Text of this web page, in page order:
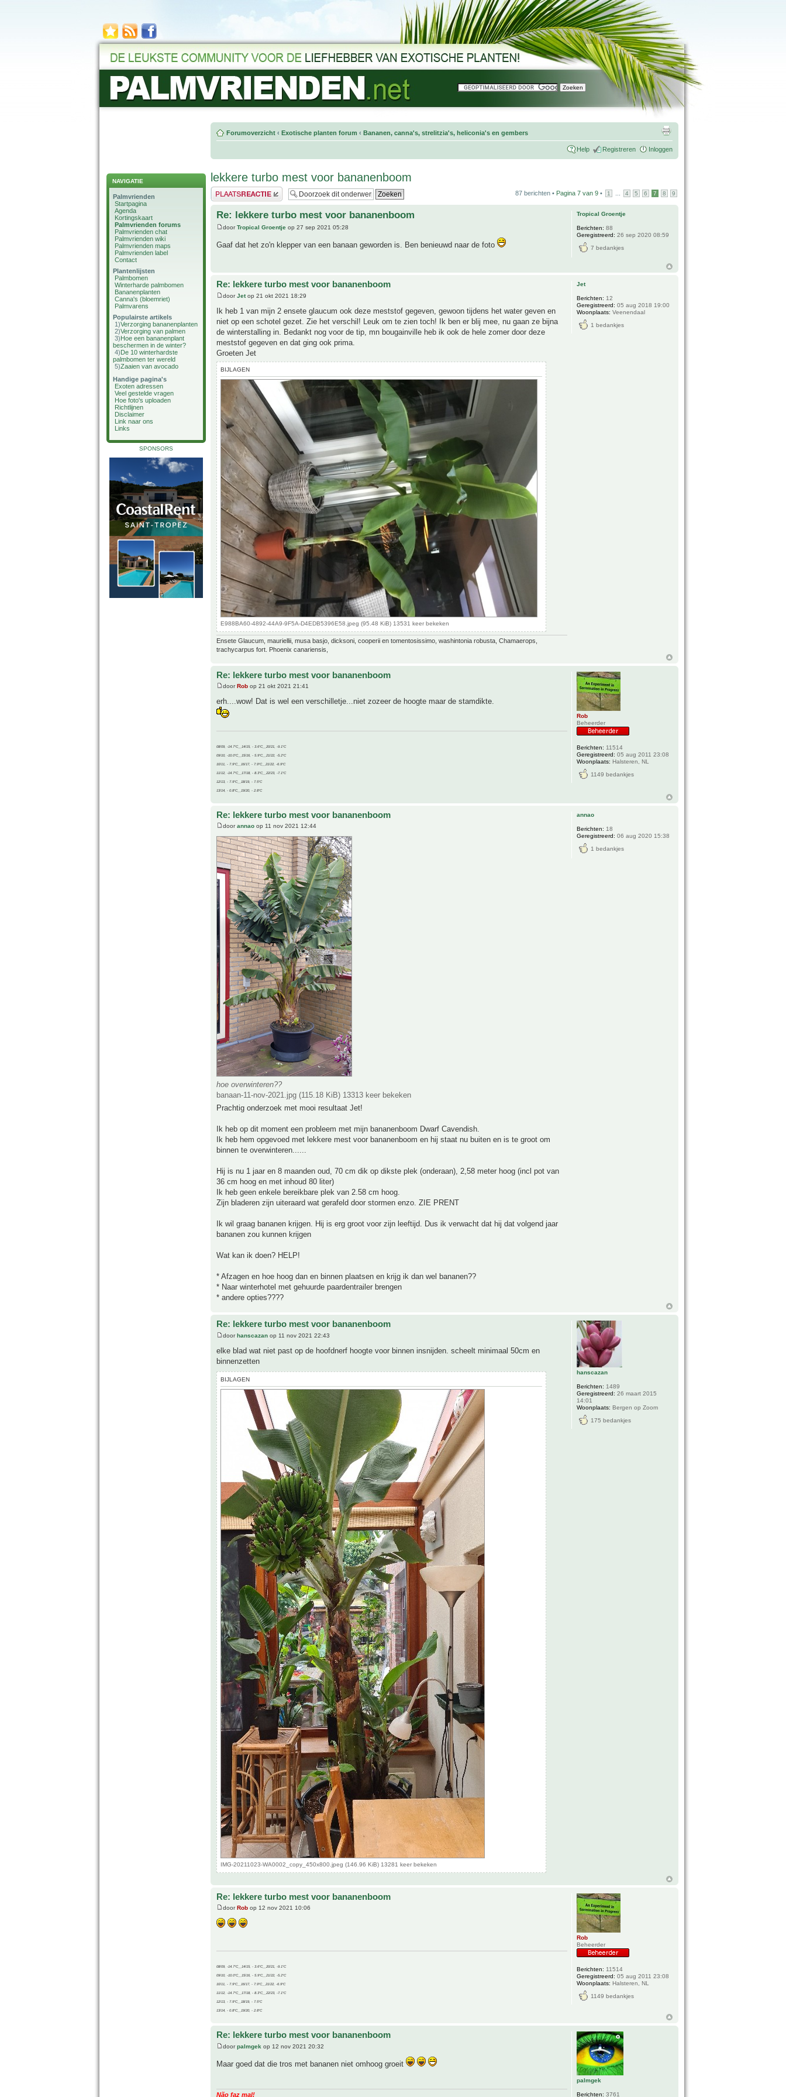
NAVIGATIE
Palmvrienden
Startpagina
Agenda
Kortingskaart
Palmvrienden forums
Palmvrienden chat
Palmvrienden wiki
Palmvrienden maps
Palmvrienden label
Contact
Plantenlijsten
Palmbomen
Winterharde palmbomen
Bananenplanten
Canna's (bloemriet)
Palmvarens
Populairste artikels
1)Verzorging bananenplanten
2)Verzorging van palmen
3)Hoe een bananenplant
beschermen in de winter?
4)De 10 winterhardste
palmbomen ter wereld
5)Zaaien van avocado
Handige pagina's
Exoten adressen
Veel gestelde vragen
Hoe foto's uploaden
Richtlijnen
Disclaimer
Link naar ons
Links
SPONSORS
Forumoverzicht ‹ Exotische planten forum ‹ Bananen, canna's, strelitzia's, heliconia's en gembers
Help Registreren Inloggen
lekkere turbo mest voor bananenboom
Plaats een reactie 87 berichten • Pagina 7 van 9 • 1 4 5 6 7 8 9
Re: lekkere turbo mest voor bananenboom
doorTropical Groentje op 27 sep 2021 05:28
Gaaf dat het zo'n klepper van een banaan geworden is. Ben benieuwd naar de foto
Tropical Groentje
Berichten: 88
Geregistreerd: 26 sep 2020 08:59
7 bedankjes
Re: lekkere turbo mest voor bananenboom
doorJetop 21 okt 2021 18:29
Ik heb 1 van mijn 2 ensete glaucum ook deze meststof gegeven, gewoon tijdens het water geven en
niet op een schotel gezet. Zie het verschil! Leuk om te zien toch! Ik ben er blij mee, nu gaan ze bijna
de winterstalling in. Bedankt nog voor de tip, mn bougainville heb ik ook de hele zomer door deze
meststof gegeven en dat ging ook prima.
Groeten Jet
BIJLAGEN
E988BA60-4892-44A9-9F5A-D4EDB5396E58.jpeg (95.48 KiB) 13531 keer bekeken
Ensete Glaucum, mauriellii, musa basjo, dicksoni, cooperii en tomentosissimo, washintonia robusta, Chamaerops,
trachycarpus fort. Phoenix canariensis,
Jet
Berichten: 12
Geregistreerd: 05 aug 2018 19:00
Woonplaats: Veenendaal
1 bedankjes
Re: lekkere turbo mest voor bananenboom
doorRob op 21 okt 2021 21:41
erh....wow! Dat is wel een verschilletje...niet zozeer de hoogte maar de stamdikte.
08/09, -14.7°C__14/15, - 3.6°C__20/21, -9.1°C
09/10, -10.0°C__15/16, - 5.9°C__21/22, -5.2°C
10/11, - 7.9°C__16/17, - 7.9°C__21/22, -6.9°C
11/12, -14.7°C__17/18, - 8.3°C__22/23, -7.1°C
12/13, - 7.9°C__18/19, - 7.5°C
13/14, - 0.8°C__19/20, - 2.8°C
Rob
Beheerder
Berichten: 11514
Geregistreerd: 05 aug 2011 23:08
Woonplaats: Halsteren, NL
1149 bedankjes
Re: lekkere turbo mest voor bananenboom
doorannao op 11 nov 2021 12:44
hoe overwinteren??
banaan-11-nov-2021.jpg (115.18 KiB) 13313 keer bekeken
Prachtig onderzoek met mooi resultaat Jet!
Ik heb op dit moment een probleem met mijn bananenboom Dwarf Cavendish.
Ik heb hem opgevoed met lekkere mest voor bananenboom en hij staat nu buiten en is te groot om
binnen te overwinteren......
Hij is nu 1 jaar en 8 maanden oud, 70 cm dik op dikste plek (onderaan), 2,58 meter hoog (incl pot van
36 cm hoog en met inhoud 80 liter)
Ik heb geen enkele bereikbare plek van 2.58 cm hoog.
Zijn bladeren zijn uiteraard wat gerafeld door stormen enzo. ZIE PRENT
Ik wil graag bananen krijgen. Hij is erg groot voor zijn leeftijd. Dus ik verwacht dat hij dat volgend jaar
bananen zou kunnen krijgen
Wat kan ik doen? HELP!
* Afzagen en hoe hoog dan en binnen plaatsen en krijg ik dan wel bananen??
* Naar winterhotel met gehuurde paardentrailer brengen
* andere opties????
annao
Berichten: 18
Geregistreerd: 06 aug 2020 15:38
1 bedankjes
Re: lekkere turbo mest voor bananenboom
doorhanscazan op 11 nov 2021 22:43
elke blad wat niet past op de hoofdnerf hoogte voor binnen insnijden. scheelt minimaal 50cm en
binnenzetten
BIJLAGEN
IMG-20211023-WA0002_copy_450x800.jpeg (146.96 KiB) 13281 keer bekeken
hanscazan
Berichten: 1489
Geregistreerd: 26 maart 2015
14:01
Woonplaats: Bergen op Zoom
175 bedankjes
Re: lekkere turbo mest voor bananenboom
door Rob op 12 nov 2021 10:06
08/09, -14.7°C__14/15, - 3.6°C__20/21, -9.1°C
09/10, -10.0°C__15/16, - 5.9°C__21/22, -5.2°C
10/11, - 7.9°C__16/17, - 7.9°C__21/22, -6.9°C
11/12, -14.7°C__17/18, - 8.3°C__22/23, -7.1°C
12/13, - 7.9°C__18/19, - 7.5°C
13/14, - 0.8°C__19/20, - 2.8°C
Rob
Beheerder
Berichten: 11514
Geregistreerd: 05 aug 2011 23:08
Woonplaats: Halsteren, NL
1149 bedankjes
Re: lekkere turbo mest voor bananenboom
doorpalmgek op 12 nov 2021 20:32
Maar goed dat die tros met bananen niet omhoog groeit
Não faz mal!
palmgek
Berichten: 3761